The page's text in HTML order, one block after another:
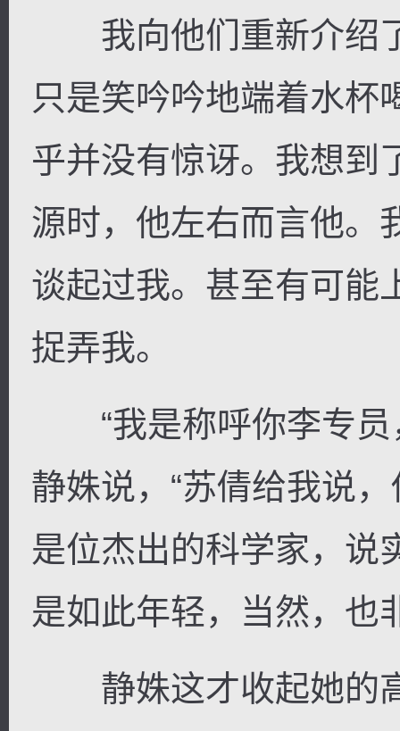
我向他们重新介绍
只是笑吟吟地端着水杯
乎并没有惊讶。我想到
源时，他左右而言他。
谈起过我。甚至有可能
捉弄我。
“我是称呼你李专员
静姝说，“苏倩给我说
是位杰出的科学家，说
是如此年轻，当然，也
静姝这才收起她的高